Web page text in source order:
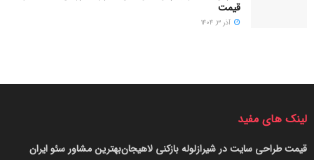
قیمت
آذر ۳, ۱۴۰۴
لینک های مفید
بهترین مشاور سئو ایرانلوله بازکنی لاهیجانقیمت طراحی سایت در شیراز